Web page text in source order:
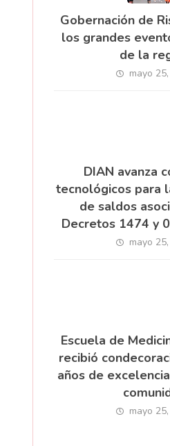
Gobernación de
los grandes
de la
mayo
DIAN avanza
tecnológicos para
de saldos
Decretos 1474 y
mayo
Escuela de
recibió
años de
mayo